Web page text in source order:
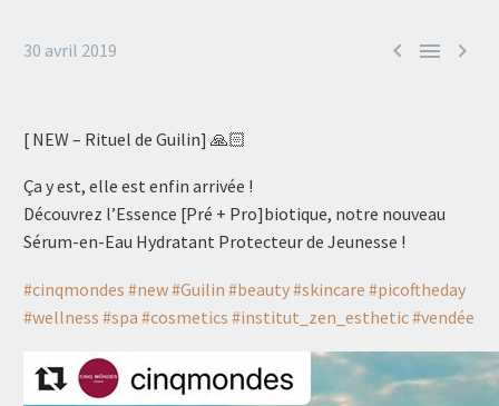
  
30 avril 2019
[ NEW – Rituel de Guilin] 🙏🏻
Ça y est, elle est enfin arrivée !
Découvrez l’Essence [Pré + Pro]biotique, notre nouveau
Sérum-en-Eau Hydratant Protecteur de Jeunesse !
#cinqmondes #new#Guilin #beauty#skincare #picoftheday
#wellness #spa #cosmetics #institut_zen_esthetic#vendée